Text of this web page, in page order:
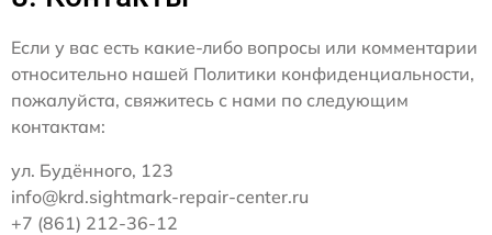
Если у вас есть какие-либо вопросы или комментарии
относительно нашей Политики конфиденциальности,
пожалуйста, свяжитесь с нами по следующим
контактам:
ул. Будённого, 123
info@krd.sightmark-repair-center.ru
+7 (861) 212-36-12